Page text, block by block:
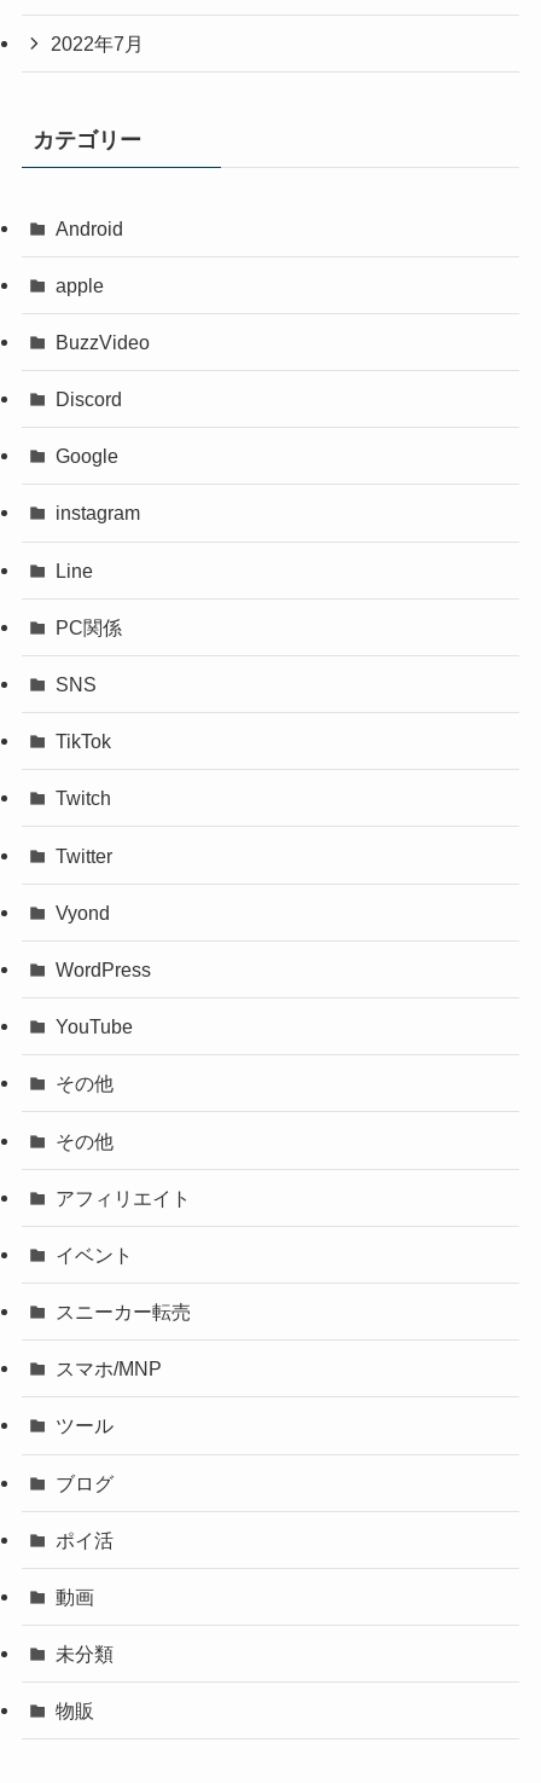
2022年7月
カテゴリー
Android
apple
BuzzVideo
Discord
Google
instagram
Line
PC関係
SNS
TikTok
Twitch
Twitter
Vyond
WordPress
YouTube
その他
その他
アフィリエイト
イベント
スニーカー転売
スマホ/MNP
ツール
ブログ
ポイ活
動画
未分類
物販